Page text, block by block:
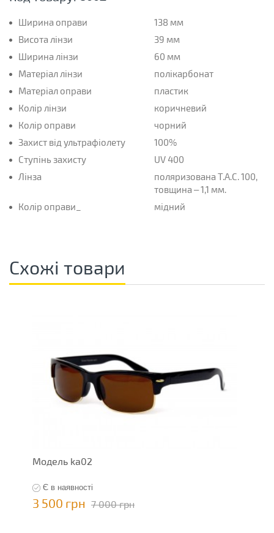
Ширина оправи
138 мм
Висота лінзи
39 мм
Ширина лінзи
60 мм
Матеріал лінзи
полікарбонат
Матеріал оправи
пластик
Колір лінзи
коричневий
Колір оправи
чорний
Захист від ультрафіолету
100%
Ступінь захисту
UV 400
Лінза
поляризована T.A.C. 100,
товщина – 1,1 мм.
Колір оправи_
мідний
Схожі товари
Модель ka02
Є в наявності
3 500 грн 7 000 грн